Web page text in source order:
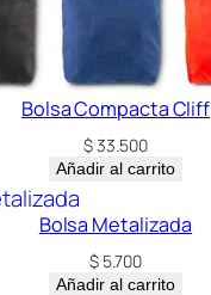
Bolsa Compacta Cliff
$33.500
Añadir al carrito
Bolsa Metalizada
$5.700
Añadir al carrito